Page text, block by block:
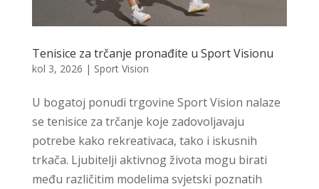
Tenisice za trčanje pronađite u Sport Visionu
kol 3, 2026 | Sport Vision
U bogatoj ponudi trgovine Sport Vision nalaze
se tenisice za trčanje koje zadovoljavaju
potrebe kako rekreativaca, tako i iskusnih
trkača. Ljubitelji aktivnog života mogu birati
među različitim modelima svjetski poznatih